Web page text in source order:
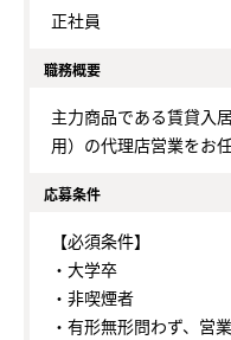
正社員
職務概要
主力商品である賃貸入
用）の代理店営業をお
応募条件
【必須条件】
・大学卒
・非喫煙者
・有形無形問わず、営